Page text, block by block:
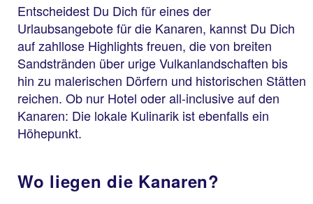
Entscheidest Du Dich für eines der
Urlaubsangebote für die Kanaren, kannst Du Dich
auf zahllose Highlights freuen, die von breiten
Sandstränden über urige Vulkanlandschaften bis
hin zu malerischen Dörfern und historischen Stätten
reichen. Ob nur Hotel oder all-inclusive auf den
Kanaren: Die lokale Kulinarik ist ebenfalls ein
Höhepunkt.
Wo liegen die Kanaren?